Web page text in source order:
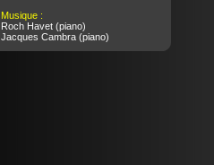
Musique :
Roch Havet (piano)
Jacques Cambra (piano)